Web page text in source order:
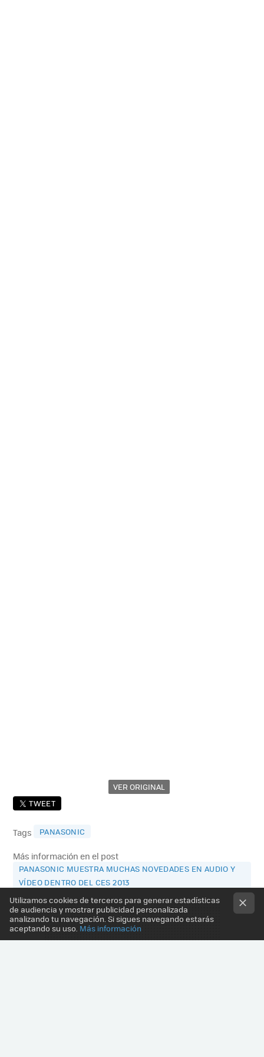
VER ORIGINAL
TWEET
Tags PANASONIC
Más información en el post
PANASONIC MUESTRA MUCHAS NOVEDADES EN AUDIO Y
VÍDEO DENTRO DEL CES 2013
Utilizamos cookies de terceros para generar estadísticas
de audiencia y mostrar publicidad personalizada
analizando tu navegación. Si sigues navegando estarás
aceptando su uso. Más información